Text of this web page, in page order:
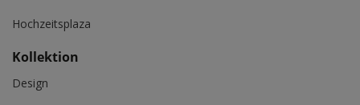
Hochzeitsplaza
Kollektion
Design